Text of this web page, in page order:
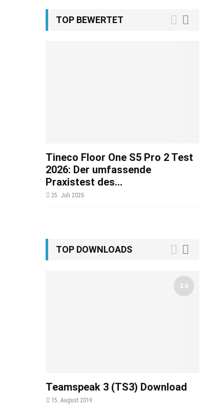
TOP BEWERTET
Tineco Floor One S5 Pro 2 Test
2026: Der umfassende
Praxistest des...
25. Juli 2026
TOP DOWNLOADS
Teamspeak 3 (TS3) Download
15. August 2019
2.0